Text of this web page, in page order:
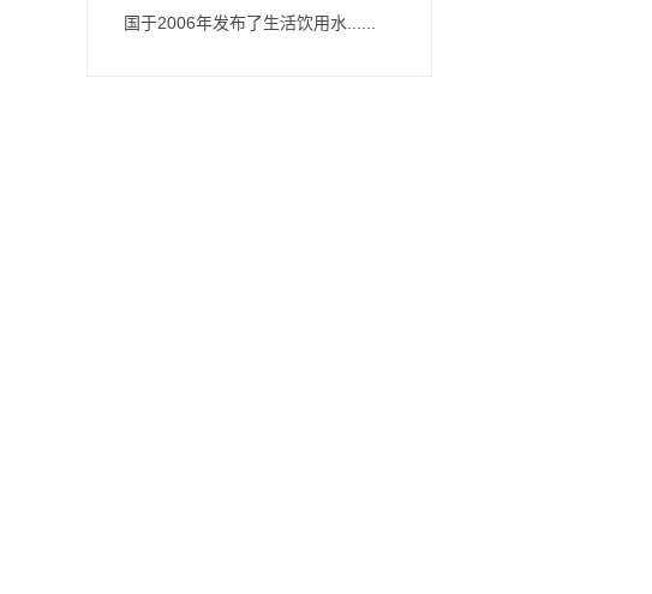
国于2006年发布了生活饮用水......